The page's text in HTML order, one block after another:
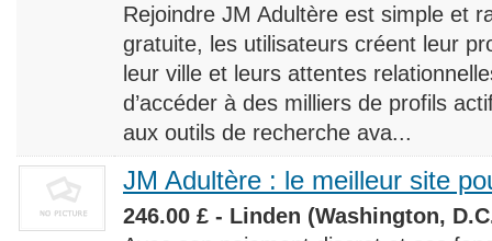
Rejoindre JM Adultère est simple et
gratuite, les utilisateurs créent leur
leur ville et leurs attentes
d’accéder à des milliers de profils
aux outils de recherche ava...
JM Adultère : le meilleur site
246.00 £ - Linden (Washington,